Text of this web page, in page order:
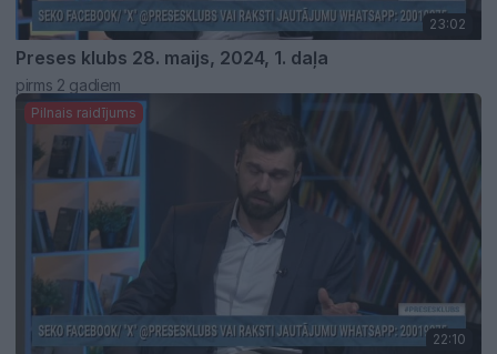
23:02
Preses klubs 28. maijs, 2024, 1. daļa
pirms 2 gadiem
Pilnais raidījums
22:10